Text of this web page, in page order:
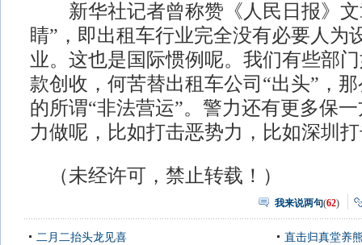
新华社记者曾称赞《人民日报》文
睛”，即出租车行业完全没有必要人为
业。这也是国际惯例呢。我们有些部
款创收，何苦替出租车公司“出头”，
的所谓“非法营运”。警力还有更多保
力做呢，比如打击恶势力，比如深圳
（未经许可，禁止转载！）
我来说两句(62)
二月二抬头龙见喜 直击归真堂养